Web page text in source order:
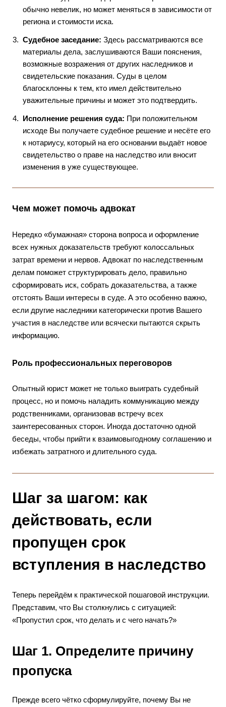
обычно невелик, но может меняться в зависимости от
региона и стоимости иска.
Судебное заседание: Здесь рассматриваются все
материалы дела, заслушиваются Ваши пояснения,
возможные возражения от других наследников и
свидетельские показания. Суды в целом
благосклонны к тем, кто имел действительно
уважительные причины и может это подтвердить.
Исполнение решения суда: При положительном
исходе Вы получаете судебное решение и несёте его
к нотариусу, который на его основании выдаёт новое
свидетельство о праве на наследство или вносит
изменения в уже существующее.
Чем может помочь адвокат
Нередко «бумажная» сторона вопроса и оформление
всех нужных доказательств требуют колоссальных
затрат времени и нервов. Адвокат по наследственным
делам поможет структурировать дело, правильно
сформировать иск, собрать доказательства, а также
отстоять Ваши интересы в суде. А это особенно важно,
если другие наследники категорически против Вашего
участия в наследстве или всячески пытаются скрыть
информацию.
Роль профессиональных переговоров
Опытный юрист может не только выиграть судебный
процесс, но и помочь наладить коммуникацию между
родственниками, организовав встречу всех
заинтересованных сторон. Иногда достаточно одной
беседы, чтобы прийти к взаимовыгодному соглашению и
избежать затратного и длительного суда.
Шаг за шагом: как
действовать, если
пропущен срок
вступления в наследство
Теперь перейдём к практической пошаговой инструкции.
Представим, что Вы столкнулись с ситуацией:
«Пропустил срок, что делать и с чего начать?»
Шаг 1. Определите причину
пропуска
Прежде всего чётко сформулируйте, почему Вы не